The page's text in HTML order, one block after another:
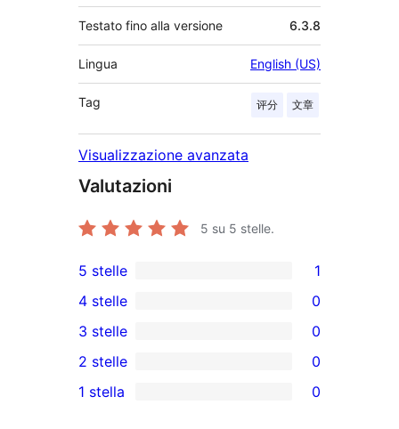
Testato fino alla versione 6.3.8
Lingua English (US)
Tag 评分 文章
Visualizzazione avanzata
Valutazioni
5 su 5 stelle.
1
5-
recensioni
a
stelle
5 stelle 1
recensioni
a
4-
4 stelle 0
0
recensioni
a
3 stelle 0
recensioni
2 stelle 0
1 stella 0